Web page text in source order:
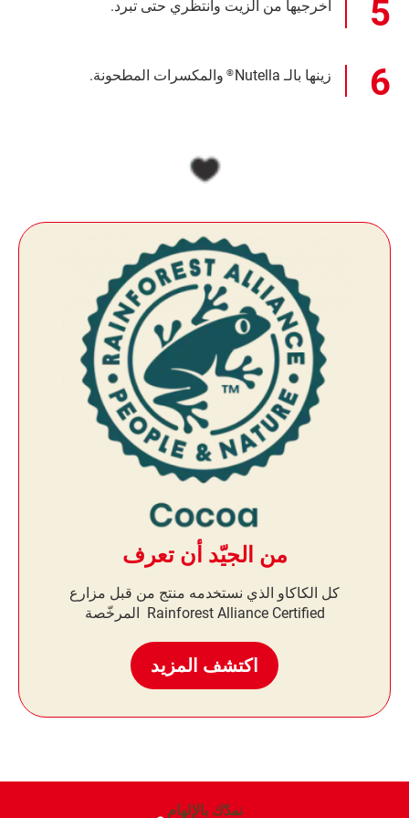
أخرجيها من الزيت وانتظري حتى تبرد.
زينها بالـ Nutella ®والمكسرات المطحونة.
من الجيّد أن تعرف
كل الكاكاو الذي نستخدمه منتج من قبل مزارع
Rainforest Alliance Certified المرخّصة
اكتشف المزيد
نمدّك بالإلهام